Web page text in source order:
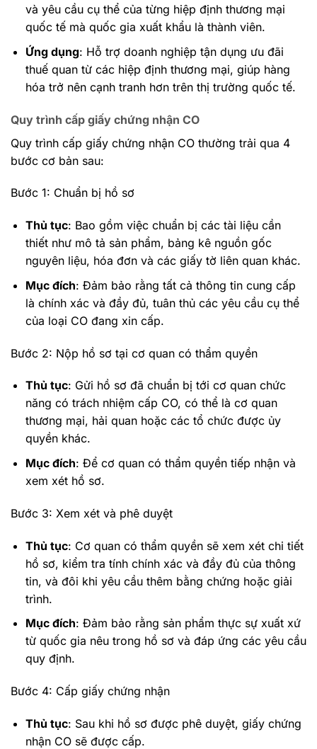
và yêu cầu cụ thể của từng hiệp định thương mại
quốc tế mà quốc gia xuất khẩu là thành viên.
Ứng dụng: Hỗ trợ doanh nghiệp tận dụng ưu đãi
thuế quan từ các hiệp định thương mại, giúp hàng
hóa trở nên cạnh tranh hơn trên thị trường quốc tế.
Quy trình cấp giấy chứng nhận CO
Quy trình cấp giấy chứng nhận CO thường trải qua 4
bước cơ bản sau:
Bước 1: Chuẩn bị hồ sơ
Thủ tục: Bao gồm việc chuẩn bị các tài liệu cần
thiết như mô tả sản phẩm, bảng kê nguồn gốc
nguyên liệu, hóa đơn và các giấy tờ liên quan khác.
Mục đích: Đảm bảo rằng tất cả thông tin cung cấp
là chính xác và đầy đủ, tuân thủ các yêu cầu cụ thể
của loại CO đang xin cấp.
Bước 2: Nộp hồ sơ tại cơ quan có thẩm quyền
Thủ tục: Gửi hồ sơ đã chuẩn bị tới cơ quan chức
năng có trách nhiệm cấp CO, có thể là cơ quan
thương mại, hải quan hoặc các tổ chức được ủy
quyền khác.
Mục đích: Để cơ quan có thẩm quyền tiếp nhận và
xem xét hồ sơ.
Bước 3: Xem xét và phê duyệt
Thủ tục: Cơ quan có thẩm quyền sẽ xem xét chi tiết
hồ sơ, kiểm tra tính chính xác và đầy đủ của thông
tin, và đôi khi yêu cầu thêm bằng chứng hoặc giải
trình.
Mục đích: Đảm bảo rằng sản phẩm thực sự xuất xứ
từ quốc gia nêu trong hồ sơ và đáp ứng các yêu cầu
quy định.
Bước 4: Cấp giấy chứng nhận
Thủ tục: Sau khi hồ sơ được phê duyệt, giấy chứng
nhận CO sẽ được cấp.